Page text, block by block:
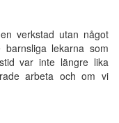
verkstad utan något
lekarna som
var inte längre lika
arbeta och om vi